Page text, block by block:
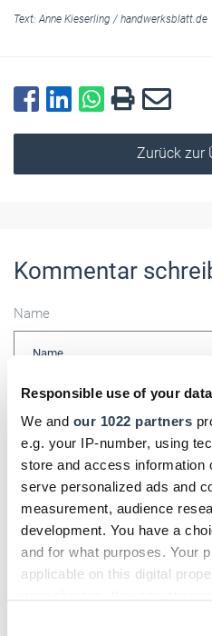
Responsible use of your data
We and our 1022 partners
e.g. your IP-number, using
store and access information
serve personalized ads and
measurement, audience
development. You have a
and for what purposes. Your
applicable on this digital
Text: Anne Kieserling / handwerksblatt.de
Zurück zur
Kommentar
Name
E-Mail
Kommentar